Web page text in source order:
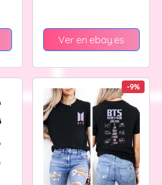
Ver en ebay.es
-9%